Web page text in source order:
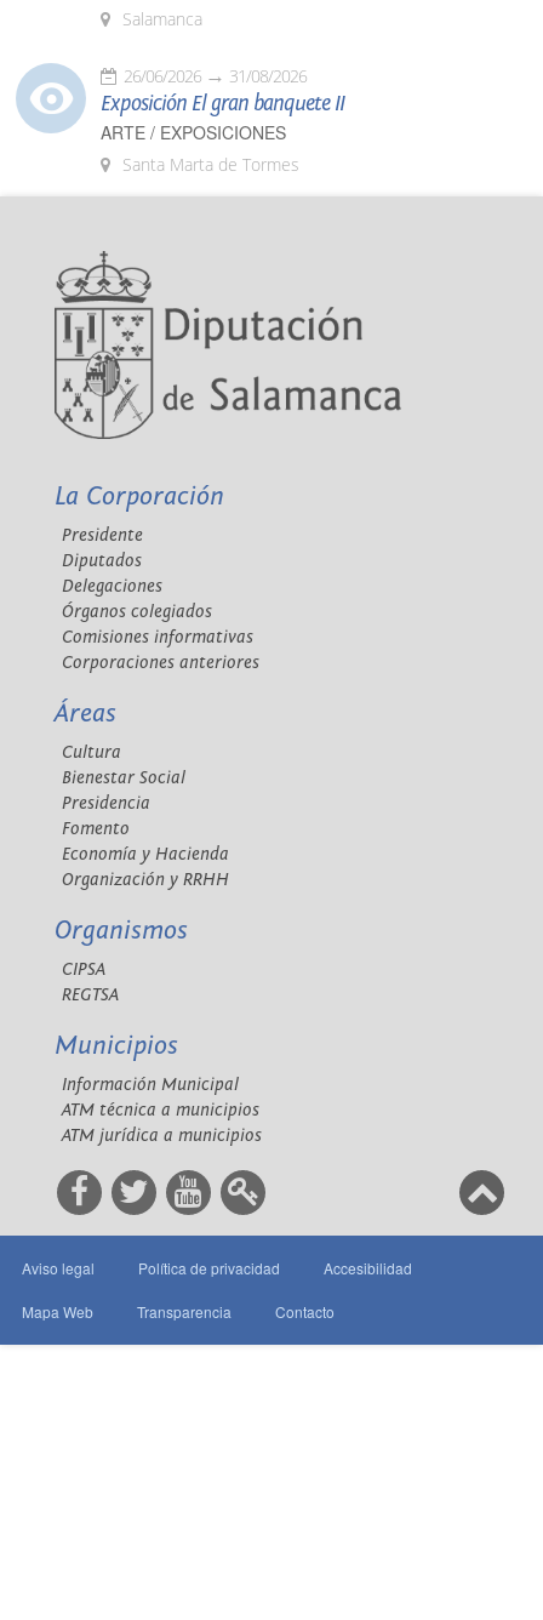
Salamanca
26/06/2026 31/08/2026
Exposición El gran banquete II
ARTE / EXPOSICIONES
Santa Marta de Tormes
La Corporación
Presidente
Diputados
Delegaciones
Órganos colegiados
Comisiones informativas
Corporaciones anteriores
Áreas
Cultura
Bienestar Social
Presidencia
Fomento
Economía y Hacienda
Organización y RRHH
Organismos
CIPSA
REGTSA
Municipios
Información Municipal
ATM técnica a municipios
ATM jurídica a municipios
Aviso legal Política de privacidad Accesibilidad
Mapa Web Transparencia Contacto